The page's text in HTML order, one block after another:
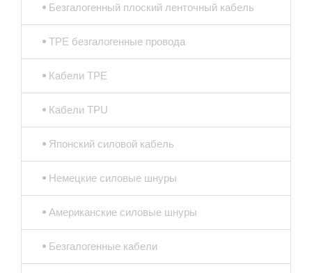
Безгалогенный плоский ленточный кабель
TPE безгалогенные провода
Кабели TPE
Кабели TPU
Японский силовой кабель
Немецкие силовые шнуры
Американские силовые шнуры
Безгалогенные кабели